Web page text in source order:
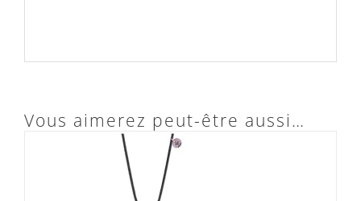
Vous aimerez peut-être aussi…